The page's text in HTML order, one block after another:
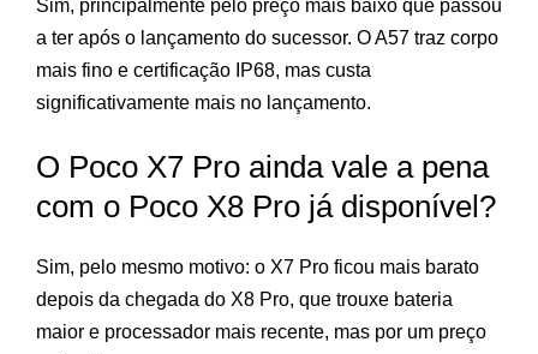
Sim, principalmente pelo preço mais baixo que passou
a ter após o lançamento do sucessor. O A57 traz corpo
mais fino e certificação IP68, mas custa
significativamente mais no lançamento.
O Poco X7 Pro ainda vale a pena
com o Poco X8 Pro já disponível?
Sim, pelo mesmo motivo: o X7 Pro ficou mais barato
depois da chegada do X8 Pro, que trouxe bateria
maior e processador mais recente, mas por um preço